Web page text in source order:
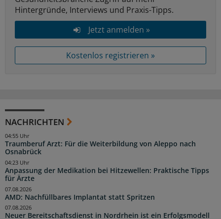
Hintergründe, Interviews und Praxis-Tipps.
Jetzt anmelden »
Kostenlos registrieren »
NACHRICHTEN
Traumberuf Arzt: Für die Weiterbildung von Aleppo nach
Osnabrück
04:55 Uhr
Anpassung der Medikation bei Hitzewellen: Praktische Tipps
für Ärzte
04:23 Uhr
AMD: Nachfüllbares Implantat statt Spritzen
07.08.2026
Neuer Bereitschaftsdienst in Nordrhein ist ein Erfolgsmodell
07.08.2026